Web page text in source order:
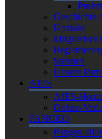
Geschichte
Kontakt
Statuten
Unsere
AJES
AJES-
Online-
PANGEO
Pangeo